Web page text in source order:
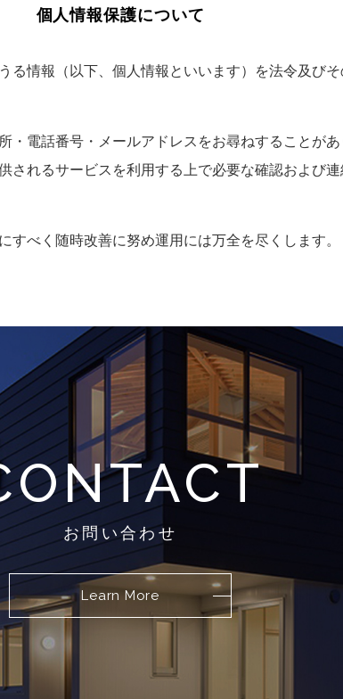
個人情報保護について
情報（以下、個人情報といいます）を法令及び
電話番号・メールアドレスをお尋ねすることがあ
されるサービスを利用する上で必要な確認および
べく随時改善に努め運用には万全を尽くします。
お問い合わせ
Learn More